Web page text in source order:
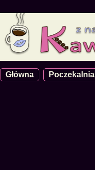
Główna Poczekalnia